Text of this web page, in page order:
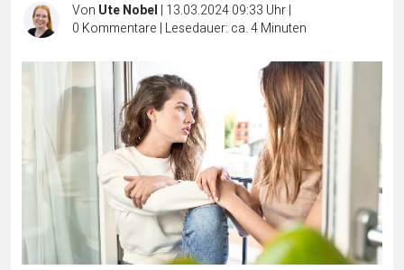
Von Ute Nobel | 13.03.2024 09:33 Uhr|
0 Kommentare | Lesedauer: ca. 4 Minuten